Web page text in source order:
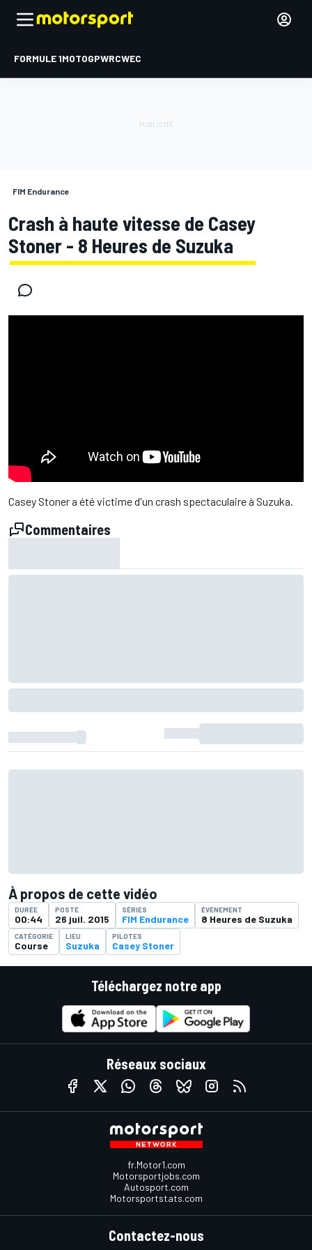
FORMULE 1MOTOGPWRCWEC
FIM Endurance
Crash à haute vitesse de Casey
Stoner - 8 Heures de Suzuka
Casey Stoner a été victime d'un crash spectaculaire à Suzuka.
Commentaires
À propos de cette vidéo
DURÉE
00:44
POSTÉ
26 juil. 2015
SÉRIES
FIM Endurance
ÉVÉNEMENT
8 Heures de Suzuka
CATÉGORIE
Course
LIEU
Suzuka
PILOTES
Casey Stoner
Téléchargez notre app
Réseaux sociaux
fr.Motor1.com
Motorsportjobs.com
Autosport.com
Motorsportstats.com
Contactez-nous